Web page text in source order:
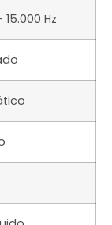
15.000 Hz